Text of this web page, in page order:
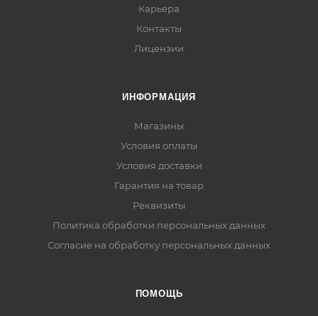
Карьера
Контакты
Лицензии
ИНФОРМАЦИЯ
Магазины
Условия оплаты
Условия доставки
Гарантия на товар
Реквизиты
Политика обработки персональных данных
Согласие на обработку персональных данных
ПОМОЩЬ